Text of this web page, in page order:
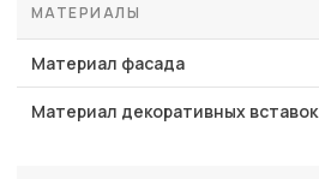
МАТЕРИАЛЫ
Материал фасада
Материал декоративных вставок